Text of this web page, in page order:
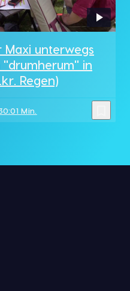
Maxi unterwegs
in
Regen)
Min.